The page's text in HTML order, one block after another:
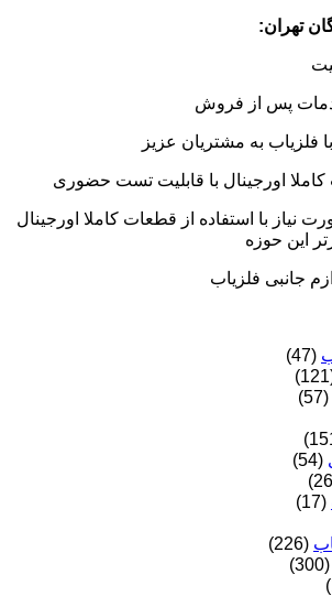
تهران:
فلزیاب به مشتریان عزیز
کاملا اورجینال با قابلیت تست حضوری
نیاز با استفاده از قطعات کاملا اورجینال
این حوزه
جانبی فلزیاب
(47)
(57)
(54)
(17)
(226)
(300)